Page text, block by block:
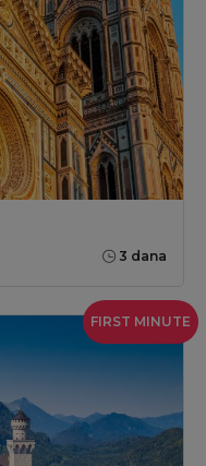
3 dana
FIRST MINUTE